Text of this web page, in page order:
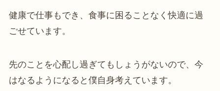
健康で仕事もでき、食事に困ることなく快適に過
ごせています。
先のことを心配し過ぎてもしょうがないので、今
はなるようになると僕自身考えています。